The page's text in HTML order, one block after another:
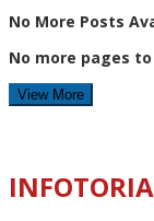
No More Posts
No more pages
View More